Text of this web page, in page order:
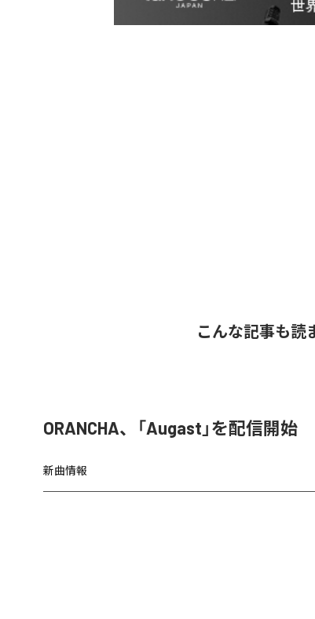
こんな記事も読
ORANCHA、「Augast」を配信開始
新曲情報